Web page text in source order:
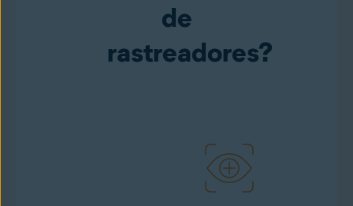
de
rastreadores?